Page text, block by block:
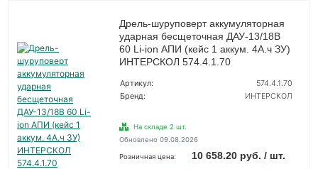
Дрель-шуруповерт аккумуляторная
ударная бесщеточная ДАУ-13/18В
60 Li-ion АПИ (кейс 1 аккум. 4А.ч ЗУ)
ИНТЕРСКОЛ 574.4.1.70
Артикул:
574.4.1.70
Бренд:
ИНТЕРСКОЛ
На складе 2 шт.
Обновлено 09.08.2026
Розничная цена: 10 658.20 руб. / шт.